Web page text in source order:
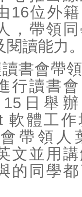
16位外
，帶領
閱讀能力
書會帶
行讀書
日舉辦
軟體工
帶領人
文並用
的同學